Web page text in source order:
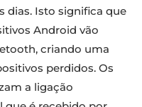
dias. Isto significa que
Android vão
criando uma
perdidos. Os
a ligação